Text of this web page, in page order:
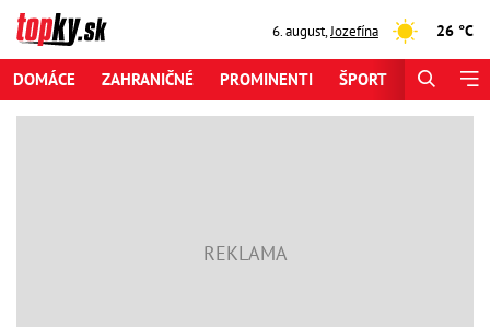
6. august,Jozefína 26 °C
DOMÁCE ZAHRANIČNÉ PROMINENTI ŠPORT